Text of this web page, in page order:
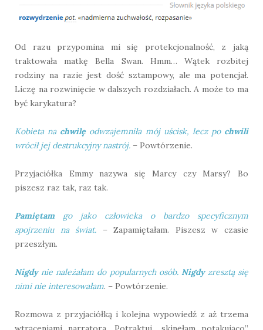
Od razu przypomina mi się protekcjonalność, z jaką
traktowała matkę Bella Swan. Hmm… Wątek rozbitej
rodziny na razie jest dość sztampowy, ale ma potencjał.
Liczę na rozwinięcie w dalszych rozdziałach. A może to ma
być karykatura?
Kobieta na chwilęodwzajemniła mój uścisk, lecz po chwili
wrócił jej destrukcyjny nastrój. – Powtórzenie.
Przyjaciółka Emmy nazywa się Marcy czy Marsy? Bo
piszesz raz tak, raz tak.
Pamiętam go jako człowieka o bardzo specyficznym
spojrzeniu na świat. – Zapamiętałam. Piszesz w czasie
przeszłym.
Nigdynie należałam do popularnych osób. Nigdyzresztą się
nimi nie interesowałam. – Powtórzenie.
Rozmowa z przyjaciółką i kolejna wypowiedź z aż trzema